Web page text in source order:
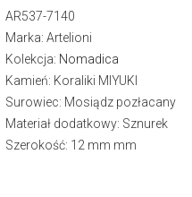
AR537-7140
Marka: Artelioni
Kolekcja: Nomadica
Kamień: Koraliki MIYUKI
Surowiec: Mosiądz pozłacany
Materiał dodatkowy: Sznurek
Szerokość: 12 mm mm